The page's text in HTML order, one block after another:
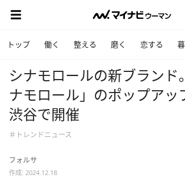
トップ 働く 整える 磨く 恋する
シナモロールの新ブランド
ナモロール」のポップアッ
渋谷で開催
＃トレンドニュース
フォルサ
作成: 2024.12.18